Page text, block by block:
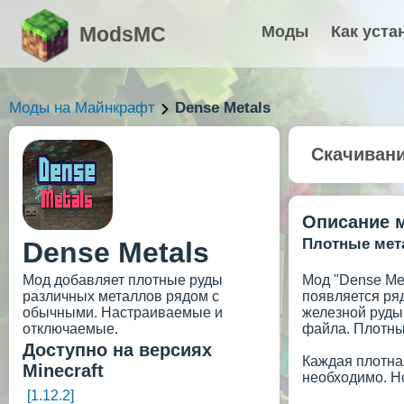
ModsMC Моды Как
Моды на Майнкрафт Dense Metals
Dense Metals
Мод добавляет плотные руды
различных металлов рядом с
обычными. Настраиваемые и
отключаемые.
Доступно на версиях
Minecraft
[1.12.2]
Описание
Плотные
Мод "Dense
появляется
железной
файла.
Каждая
необходимо.